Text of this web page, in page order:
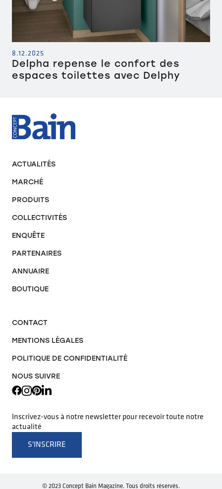
8.12.2025
Delpha repense le confort des
espaces toilettes avec Delphy
ACTUALITÉS
MARCHÉ
PRODUITS
COLLECTIVITÉS
ENQUÊTE
PARTENAIRES
ANNUAIRE
BOUTIQUE
CONTACT
MENTIONS LÉGALES
POLITIQUE DE CONFIDENTIALITÉ
NOUS SUIVRE
Inscrivez-vous à notre newsletter pour recevoir toute notre
actualité
S'INSCRIRE
© 2023 Concept Bain Magazine. Tous droits réservés.